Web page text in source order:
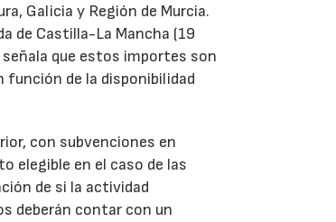
Galicia y Región de Murcia.
de Castilla-La Mancha (19
señala que estos importes son
función de la disponibilidad
con subvenciones en
elegible en el caso de las
de si la actividad
deberán contar con un